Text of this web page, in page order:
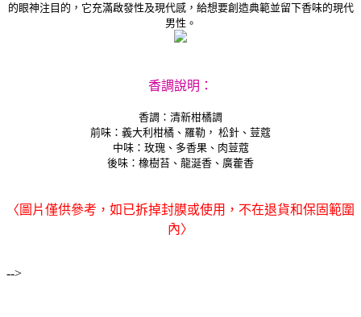
的眼神注目的，它充滿啟發性及現代感，給想要創造典範並留下香味的現代
男性。
香調說明：
香調：清新柑橘調
前味：義大利柑橘、羅勒， 松針、荳蔻
中味：玫瑰、多香果、肉荳蔻
後味：橡樹苔、龍涎香、廣藿香
〈圖片僅供參考，如已拆掉封膜或使用，不在退貨和保固範圍
內〉
-->